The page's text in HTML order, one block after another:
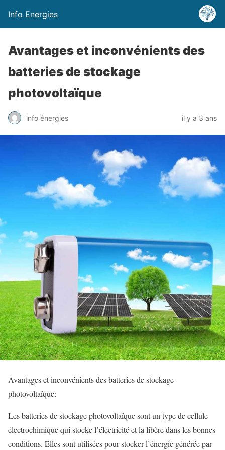
Info Energies
Avantages et inconvénients des
batteries de stockage
photovoltaïque
info énergies il y a 3 ans
Avantages et inconvénients des batteries de stockage
photovoltaïque:
Les batteries de stockage photovoltaïque sont un type de cellule
électrochimique qui stocke l’électricité et la libère dans les bonnes
conditions. Elles sont utilisées pour stocker l’énergie générée par